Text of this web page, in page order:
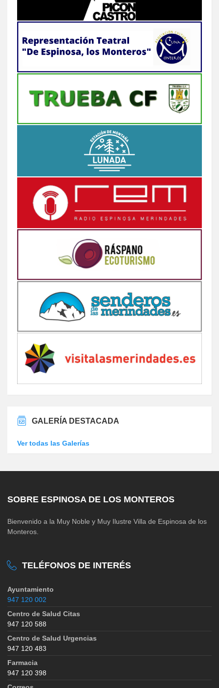
GALERÍA DESTACADA
Ver todas las Galerías
SOBRE ESPINOSA DE LOS MONTEROS
Bienvenido a la Muy Noble y Muy Ilustre Villa de Espinosa de los
Monteros.
TELÉFONOS DE INTERÉS
Ayuntamiento
947 120 002
Centro de Salud Citas
947 120 588
Centro de Salud Urgencias
947 120 483
Farmacia
947 120 398